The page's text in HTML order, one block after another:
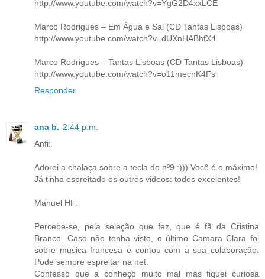
http://www.youtube.com/watch?v=YgG2D4xxLCE
Marco Rodrigues – Em Água e Sal (CD Tantas Lisboas)
http://www.youtube.com/watch?v=dUXnHABhfX4
Marco Rodrigues – Tantas Lisboas (CD Tantas Lisboas)
http://www.youtube.com/watch?v=o11mecnK4Fs
Responder
ana b. 2:44 p.m.
Anfi:
Adorei a chalaça sobre a tecla do nº9.:))) Você é o máximo!
Já tinha espreitado os outros videos: todos excelentes!
Manuel HF:
Percebe-se, pela seleção que fez, que é fã da Cristina
Branco. Caso não tenha visto, o último Camara Clara foi
sobre musica francesa e contou com a sua colaboração.
Pode sempre espreitar na net.
Confesso que a conheço muito mal mas fiquei curiosa